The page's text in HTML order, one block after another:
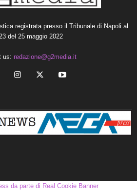
registrata presso il Tribunale di Napoli al
del 25 maggio 2022
us: redazione@g2media.it
da parte di Real Cookie Banner